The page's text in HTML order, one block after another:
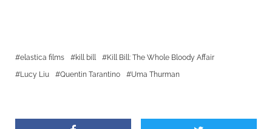
elastica films kill bill
Kill Bill: The Whole Bloody Affair
Lucy Liu
Quentin Tarantino Uma Thurman